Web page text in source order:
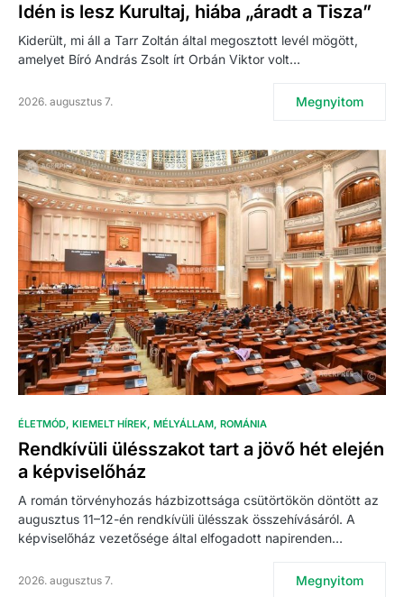
Idén is lesz Kurultaj, hiába „áradt a Tisza”
Kiderült, mi áll a Tarr Zoltán által megosztott levél mögött,
amelyet Bíró András Zsolt írt Orbán Viktor volt…
2026. augusztus 7. Megnyitom
ÉLETMÓD KIEMELT HÍREK MÉLYÁLLAM ROMÁNIA
Rendkívüli ülésszakot tart a jövő hét elején
a képviselőház
A román törvényhozás házbizottsága csütörtökön döntött az
augusztus 11–12-én rendkívüli ülésszak összehívásáról. A
képviselőház vezetősége által elfogadott napirenden…
2026. augusztus 7. Megnyitom